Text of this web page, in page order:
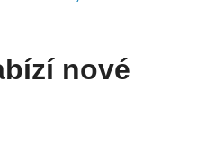
nové